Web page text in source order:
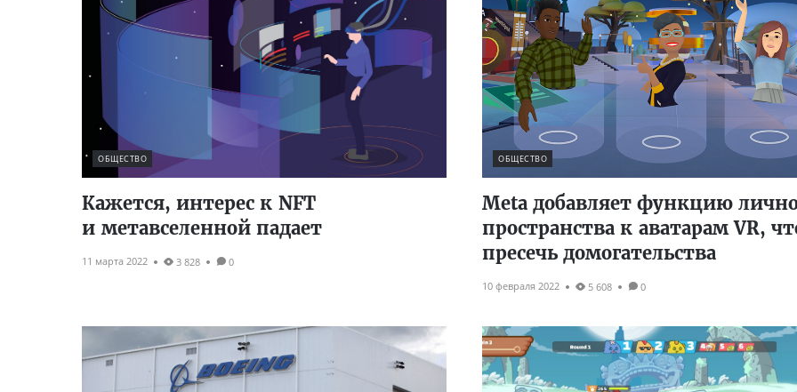
ОБЩЕСТВО
Кажется, интерес к NFT
и метавселенной падает
11 марта 2022 3 828 0
ОБЩЕСТВО
Meta добавляет функцию
пространства к аватарам VR,
пресечь домогательства
10 февраля 2022 5 608 0